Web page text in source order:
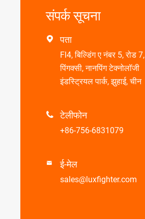
संपर्क सूचना
 पता
Fl4, बिल्डिंग ए नंबर 5, रोड 7,
पिंगक्सी, नानपिंग टेक्नोलॉजी
इंडस्ट्रियल पार्क, झुहाई, चीन
 टेलीफोन
+86-756-6831079
 ई-मेल
sales@luxfighter.com